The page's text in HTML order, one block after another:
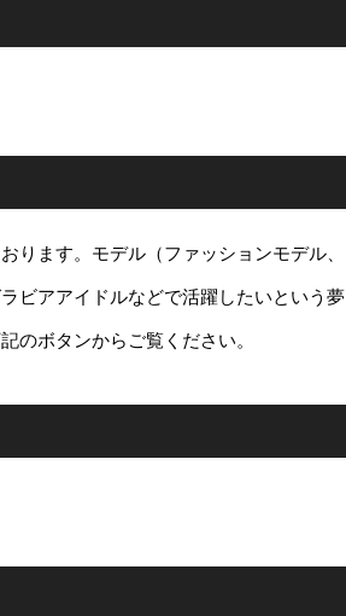
ます。モデル（ファッションモデル、
ビアアイドルなどで活躍したいという夢
のボタンからご覧ください。